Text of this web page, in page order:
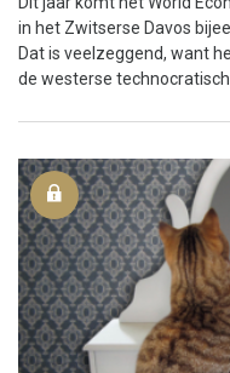
in het Zwitserse Davos
Dat is veelzeggend, want
de westerse